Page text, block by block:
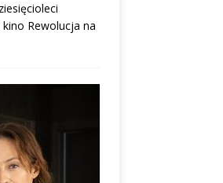
Rewolucja na